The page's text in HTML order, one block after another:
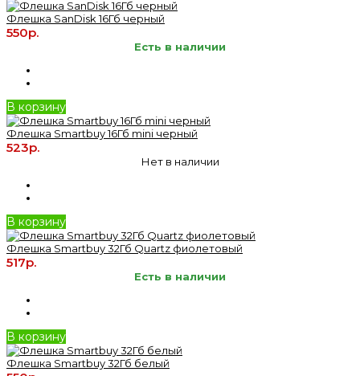
Флешка SanDisk 16Гб черный
550р.
Есть в наличии
В корзину
Флешка Smartbuy 16Гб mini черный
523р.
Нет в наличии
В корзину
Флешка Smartbuy 32Гб Quartz фиолетовый
517р.
Есть в наличии
В корзину
Флешка Smartbuy 32Гб белый